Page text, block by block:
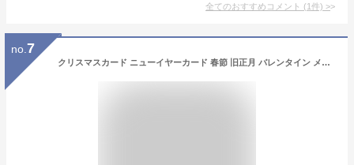
全てのおすすめコメント (1件) >
no. 7
クリスマスカード ニューイヤーカード 春節 旧正月 バレンタイン メッセージカード クリスマスカード 和風 【F20-603】京洛風景 グリーティングカード 多目的 和紙 メッセージカード 和紙 冬 福井朝日堂 京都